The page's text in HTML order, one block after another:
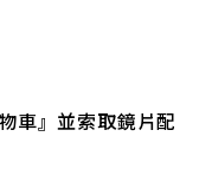
車』並索取鏡片配